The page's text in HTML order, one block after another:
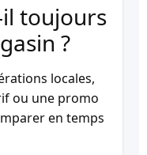
toujours
?
locales,
ou une promo
en temps